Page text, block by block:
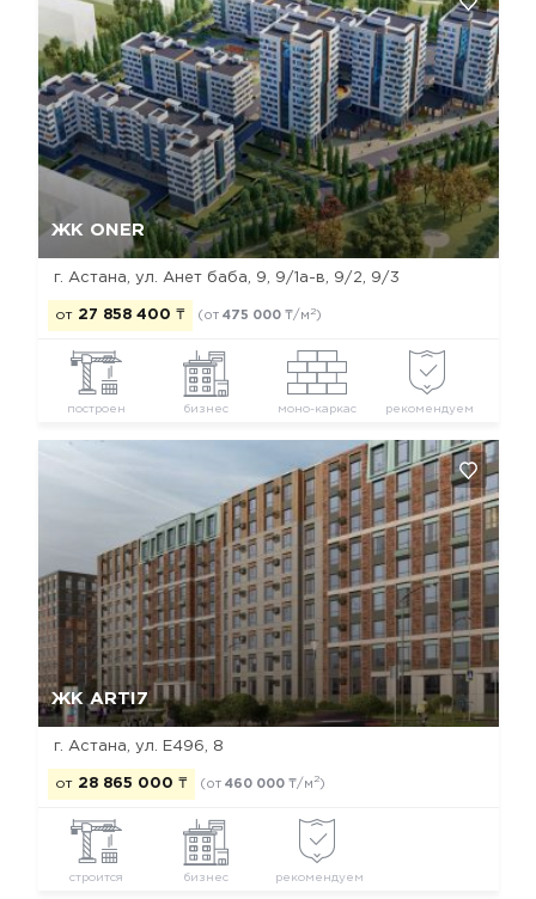
ЖК ONER
г. Астана, ул. Анет баба, 9, 9/1а-в, 9/2, 9/3
от 27 858 400 ₸ (от 475 000 ₸/м 2)
построен бизнес моно-каркас рекомендуем
Да, удалить Отмена
ЖК ARTI7
г. Астана, ул. Е496, 8
от 28 865 000 ₸ (от 460 000 ₸/м2)
строится бизнес рекомендуем
Да, удалить Отмена